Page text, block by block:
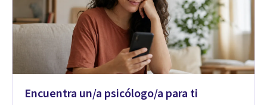
Encuentra un/a psicólogo/a para ti